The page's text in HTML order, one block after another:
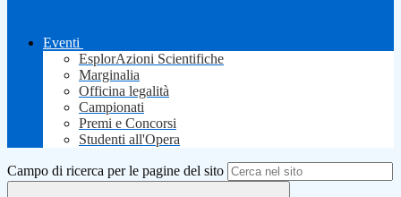
Eventi
EsplorAzioni Scientifiche
Marginalia
Officina legalità
Campionati
Premi e Concorsi
Studenti all'Opera
Campo di ricerca per le pagine del sito